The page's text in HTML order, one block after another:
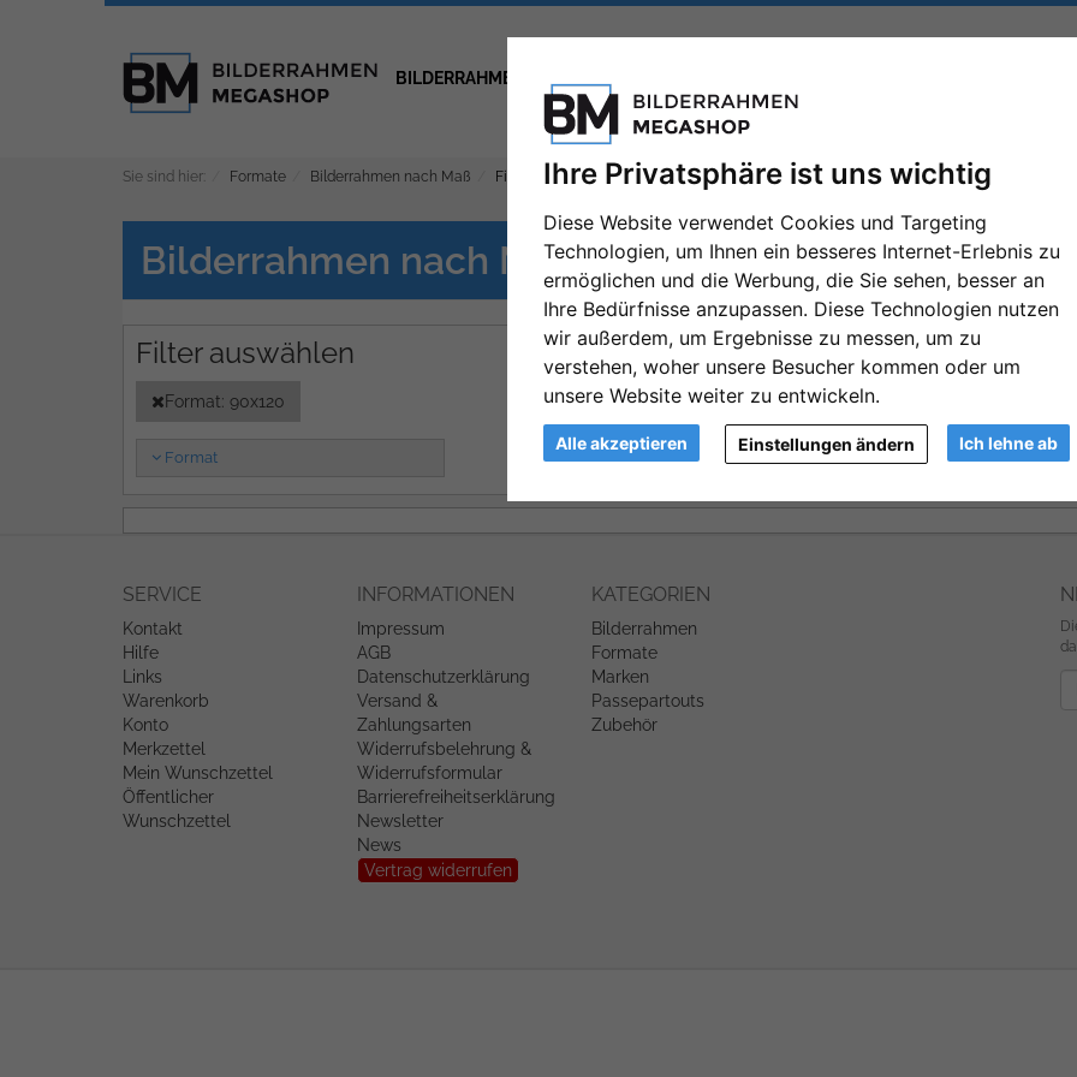
Ihre Privatsphäre ist uns wichtig
Diese Website verwendet Cookies und Targeting
Technologien, um Ihnen ein besseres Internet-Erlebnis zu
ermöglichen und die Werbung, die Sie sehen, besser an
Ihre Bedürfnisse anzupassen. Diese Technologien nutzen
wir außerdem, um Ergebnisse zu messen, um zu
verstehen, woher unsere Besucher kommen oder um
unsere Website weiter zu entwickeln.
Alle akzeptieren Ich lehne ab
Einstellungen ändern
BILDERRAHMEN
Sie sind hier: Formate Bilderrahmen nach Maß Filter: Format: 90x120
Bilderrahmen nach Maß
Format: 90x120
Format
SERVICE
Kontakt
Hilfe
Links
Warenkorb
Konto
Merkzettel
Mein Wunschzettel
Öffentlicher
Wunschzettel
INFORMATIONEN
Impressum
AGB
Datenschutzerklärung
Versand &
Zahlungsarten
Widerrufsbelehrung &
Widerrufsformular
Barrierefreiheitserklärung
Newsletter
News
Vertrag widerrufen
KATEGORIEN
Bilderrahmen
Formate
Marken
Passepartouts
Zubehör